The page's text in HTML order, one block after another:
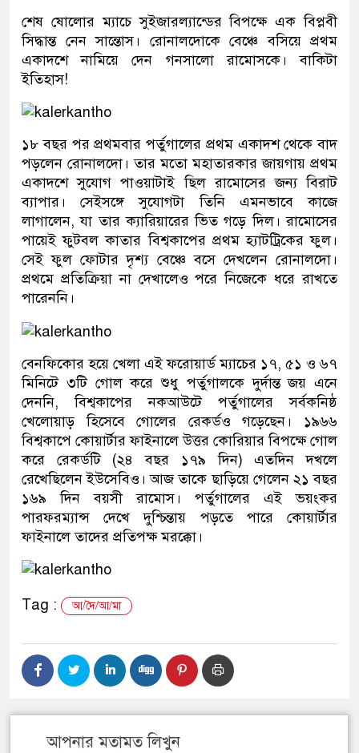
শেষ ষোলোর ম্যাচে সুইজারল্যান্ডের বিপক্ষে এক বিপ্লবী
সিদ্ধান্ত নেন সান্তোস। রোনালদোকে বেঞ্চে বসিয়ে প্রথম
একাদশে নামিয়ে দেন গনসালো রামোসকে। বাকিটা
ইতিহাস!
১৮ বছর পর প্রথমবার পর্তুগালের প্রথম একাদশ থেকে বাদ
পড়লেন রোনালদো। তার মতো মহাতারকার জায়গায় প্রথম
একাদশে সুযোগ পাওয়াটাই ছিল রামোসের জন্য বিরাট
ব্যাপার। সেইসঙ্গে সুযোগটা তিনি এমনভাবে কাজে
লাগালেন, যা তার ক্যারিয়ারের ভিত গড়ে দিল। রামোসের
পায়েই ফুটবল কাতার বিশ্বকাপের প্রথম হ্যাটট্রিকের ফুল।
সেই ফুল ফোটার দৃশ্য বেঞ্চে বসে দেখলেন রোনালদো।
প্রথমে প্রতিক্রিয়া না দেখালেও পরে নিজেকে ধরে রাখতে
পারেননি।
বেনফিকোর হয়ে খেলা এই ফরোয়ার্ড ম্যাচের ১৭, ৫১ ও ৬৭
মিনিটে ৩টি গোল করে শুধু পর্তুগালকে দুর্দান্ত জয় এনে
দেননি, বিশ্বকাপের নকআউটে পর্তুগালের সর্বকনিষ্ঠ
খেলোয়াড় হিসেবে গোলের রেকর্ডও গড়েছেন। ১৯৬৬
বিশ্বকাপে কোয়ার্টার ফাইনালে উত্তর কোরিয়ার বিপক্ষে গোল
করে রেকর্ডটি (২৪ বছর ১৭৯ দিন) এতদিন দখলে
রেখেছিলেন ইউসেবিও। আজ তাকে ছাড়িয়ে গেলেন ২১ বছর
১৬৯ দিন বয়সী রামোস। পর্তুগালের এই ভয়ংকর
পারফরম্যান্স দেখে দুশ্চিন্তায় পড়তে পারে কোয়ার্টার
ফাইনালে তাদের প্রতিপক্ষ মরক্কো।
Tag : আ/দৈ/আ/মা
আপনার মতামত লিখুন